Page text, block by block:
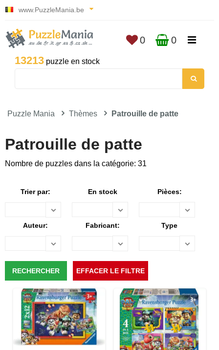
www.PuzzleMania.be
13213 puzzle en stock
0 0
Puzzle Mania Thèmes Patrouille de patte
Patrouille de patte
Nombre de puzzles dans la catégorie: 31
Trier par: En stock Pièces:
Auteur: Fabricant: Type